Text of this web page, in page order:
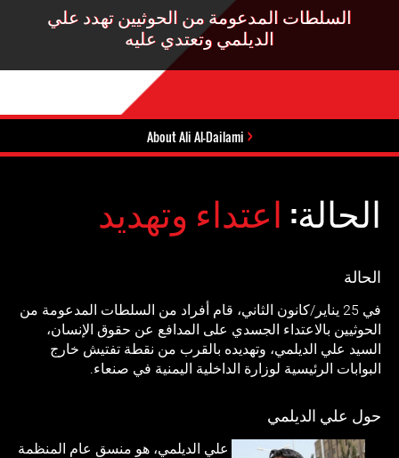
السلطات المدعومة من الحوثيين تهدد علي
الديلمي وتعتدي عليه
About Ali Al-Dailami
الحالة: اعتداء وتهديد
الحالة
في 25 يناير/كانون الثاني، قام أفراد من السلطات المدعومة من
الحوثيين بالاعتداء الجسدي على المدافع عن حقوق الإنسان،
السيد علي الديلمي، وتهديده بالقرب من نقطة تفتيش خارج
البوابات الرئيسية لوزارة الداخلية اليمنية في صنعاء.
حول علي الديلمي
علي الديلمي، هو منسق عام المنظمة